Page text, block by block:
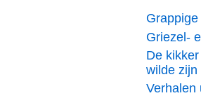
Griezel-
De
wilde zijn
Verhalen